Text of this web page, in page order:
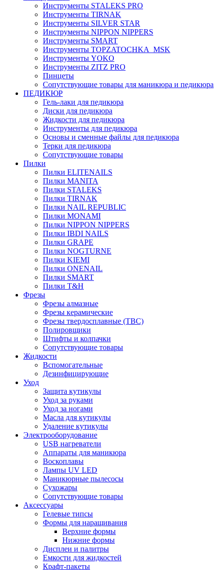
Инструменты STALEKS PRO
Инструменты TIRNAK
Инструменты SILVER STAR
Инструменты NIPPON NIPPERS
Инструменты SMART
Инструменты TOPZATOCHKA_MSK
Инструменты YOKO
Инструменты ZITZ PRO
Пинцеты
Сопутствующие товары для маникюра и педикюра
ПЕДИКЮР
Гель-лаки для педикюра
Диски для педикюра
Жидкости для педикюра
Инструменты для педикюра
Основы и сменные файлы для педикюра
Терки для педикюра
Сопутствующие товары
Пилки
Пилки ELITENAILS
Пилки MANITA
Пилки STALEKS
Пилки TIRNAK
Пилки NAIL REPUBLIC
Пилки MONAMI
Пилки NIPPON NIPPERS
Пилки IBDI NAILS
Пилки GRAPE
Пилки NOGTURNE
Пилки KIEMI
Пилки ONENAIL
Пилки SMART
Пилки T&H
Фрезы
Фрезы алмазные
Фрезы керамические
Фрезы твердосплавные (ТВС)
Полировщики
Штифты и колпачки
Сопутствующие товары
Жидкости
Вспомогательные
Дезинфицирующие
Уход
Защита кутикулы
Уход за руками
Уход за ногами
Масла для кутикулы
Удаление кутикулы
Электрооборудование
USB нагреватели
Аппараты для маникюра
Воскоплавы
Лампы UV LED
Маникюрные пылесосы
Сухожары
Сопутствующие товары
Аксессуары
Гелевые типсы
Формы для наращивания
Верхние формы
Нижние формы
Дисплеи и палитры
Емкости для жидкостей
Крафт-пакеты